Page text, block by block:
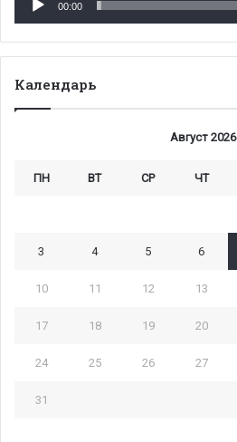
00:00
Календарь
Август 2026
ПН ВТ СР ЧТ
3 4 5 6
10 11 12 13
17 18 19 20
24 25 26 27
31